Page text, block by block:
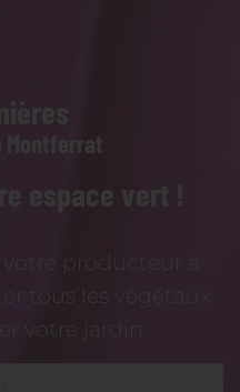
Montferrat
espace vert !
producteur à
tous les végétaux
votre jardin